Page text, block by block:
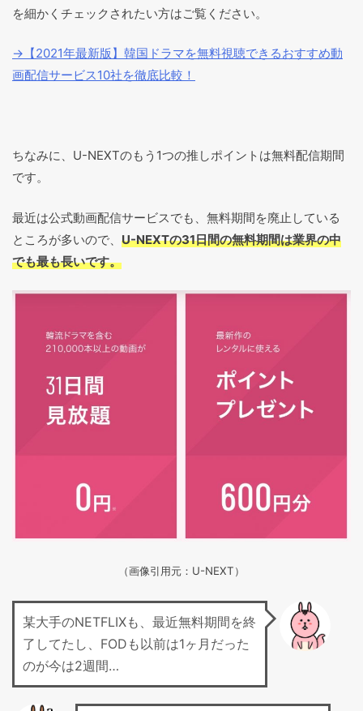
を細かくチェックされたい方はご覧ください。
→【2021年最新版】韓国ドラマを無料視聴できるおすすめ動
画配信サービス10社を徹底比較！
ちなみに、U-NEXTのもう1つの推しポイントは無料配信期間
です。
最近は公式動画配信サービスでも、無料期間を廃止している
ところが多いので、 U-NEXTの31日間の無料期間は業界の中
でも最も長いです。
（画像引用元：U-NEXT）
某大手のNETFLIXも、最近無料期間を終
了してたし、FODも以前は1ヶ月だった
のが今は2週間…